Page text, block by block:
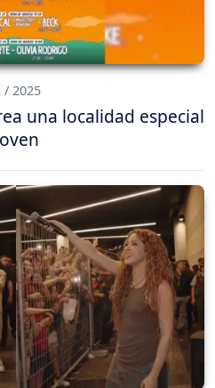
/ 2025
una localidad especial